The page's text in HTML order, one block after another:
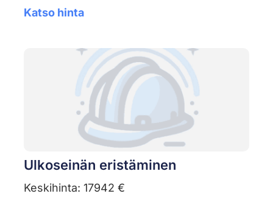
Katso hinta
Ulkoseinän eristäminen
Keskihinta: 17942 €